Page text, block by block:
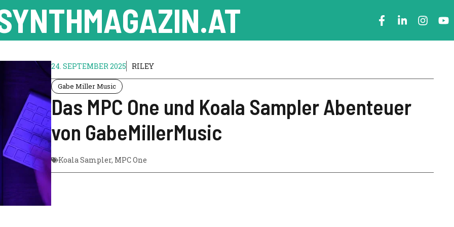
24. SEPTEMBER 2025 RILEY
Gabe Miller Music
Das MPC One und Koala Sampler Abenteuer
von GabeMillerMusic
Koala Sampler, MPC One